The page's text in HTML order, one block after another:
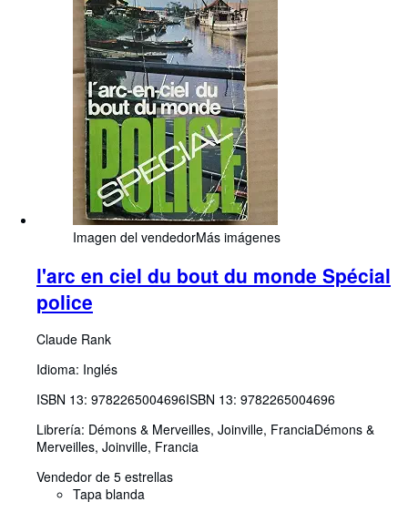
Imagen del vendedorMás imágenes
l'arc en ciel du bout du monde Spécial
police
Claude Rank
Idioma: Inglés
ISBN 13: 9782265004696ISBN 13: 9782265004696
Librería: Démons & Merveilles, Joinville, FranciaDémons &
Merveilles, Joinville, Francia
Vendedor de 5 estrellas
Tapa blanda